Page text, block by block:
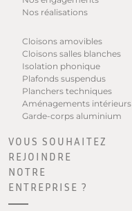
Nos réalisations
Cloisons amovibles
Cloisons salles blanches
Isolation phonique
Plafonds suspendus
Planchers techniques
Aménagements intérieurs
Garde-corps aluminium
VOUS SOUHAITEZ
REJOINDRE
NOTRE
ENTREPRISE ?